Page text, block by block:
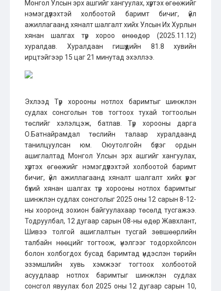
Монгол Улсын эрх ашгийг хангуулах, хүртэх өгөөжийг
нэмэгдүүлэхтэй холбоотой баримт бичиг, үйл
ажиллагаанд хяналт шалгалт хийх Улсын Их Хурлын
хянан шалгах түр хороо өнөөдөр (2025.11.12)
хуралдав. Хуралдаан гишүүдийн 81.8 хувийн
ирцтэйгээр 15 цаг 21 минутад эхэллээ.
Эхлээд Түр хорооны нотлох баримтыг шинжлэн
судлах сонсголын тов тогтоох тухай тогтоолын
төслийг хэлэлцэж, батлав. Түр хорооны дарга
О.Батнайрамдал төслийн талаар хуралдаанд
танилцуулсан юм. Оюутолгойн бүлэг ордын
ашиглалтад Монгол Улсын эрх ашгийг хангуулах,
хүртэх өгөөжийг нэмэгдүүлэхтэй холбоотой баримт
бичиг, үйл ажиллагаанд хяналт шалгалт хийх үүрэг
бүхий хянан шалгах түр хорооны нотлох баримтыг
шинжлэн судлах сонсголыг 2025 оны 12 сарын 8-12-
ны хооронд зохион байгуулахаар төсөлд тусгажээ.
Тодруулбал, 12 дугаар сарын 08-ны өдөр Жавхлант,
Шивээ толгой ашиглалтын тусгай зөвшөөрлийн
талбайн нөөцийг тогтоож, үнэлгээг тодорхойлсон
болон холбогдох бусад баримтад үндэслэн төрийн
эзэмшлийн хувь хэмжээг тогтоох холбоотой
асуудлаар нотлох баримтыг шинжлэн судлах
сонсгол явуулах бол 2025 оны 12 дугаар сарын 10,